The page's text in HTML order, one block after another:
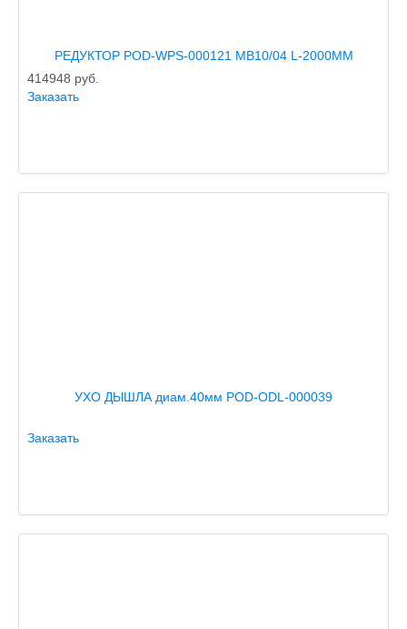
РЕДУКТОР POD-WPS-000121 MB10/04 L-2000MM
414948 руб.
Заказать
УХО ДЫШЛА диам.40мм POD-ODL-000039
Заказать